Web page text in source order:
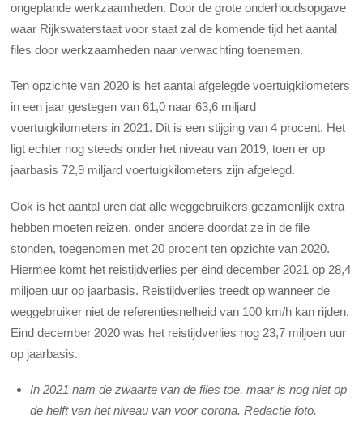
ongeplande werkzaamheden. Door de grote onderhoudsopgave
waar Rijkswaterstaat voor staat zal de komende tijd het aantal
files door werkzaamheden naar verwachting toenemen.
Ten opzichte van 2020 is het aantal afgelegde voertuigkilometers
in een jaar gestegen van 61,0 naar 63,6 miljard
voertuigkilometers in 2021. Dit is een stijging van 4 procent. Het
ligt echter nog steeds onder het niveau van 2019, toen er op
jaarbasis 72,9 miljard voertuigkilometers zijn afgelegd.
Ook is het aantal uren dat alle weggebruikers gezamenlijk extra
hebben moeten reizen, onder andere doordat ze in de file
stonden, toegenomen met 20 procent ten opzichte van 2020.
Hiermee komt het reistijdverlies per eind december 2021 op 28,4
miljoen uur op jaarbasis. Reistijdverlies treedt op wanneer de
weggebruiker niet de referentiesnelheid van 100 km/h kan rijden.
Eind december 2020 was het reistijdverlies nog 23,7 miljoen uur
op jaarbasis.
In 2021 nam de zwaarte van de files toe, maar is nog niet op
de helft van het niveau van voor corona. Redactie foto.